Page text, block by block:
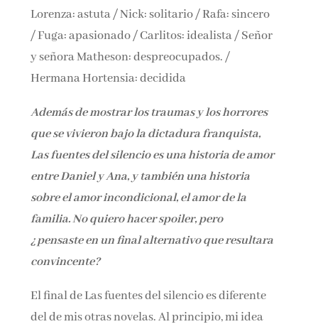
Lorenza: astuta / Nick: solitario / Rafa: sincero
/ Fuga: apasionado / Carlitos: idealista / Señor
y señora Matheson: despreocupados. /
Hermana Hortensia: decidida
Además de mostrar los traumas y los horrores
que se vivieron bajo la dictadura franquista,
Las fuentes del silencio es una historia de amor
entre Daniel y Ana, y también una historia
sobre el amor incondicional, el amor de la
familia. No quiero hacer spoiler, pero
¿pensaste en un final alternativo que resultara
convincente?
El final de Las fuentes del silencio es diferente
del de mis otras novelas. Al principio, mi idea